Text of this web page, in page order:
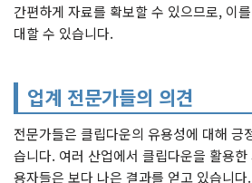
간편하게 자료를 확보할 수 있으므로, 이
대할 수 있습니다.
업계 전문가들의 의견
전문가들은 클립다운의 유용성에 대해 긍
습니다. 여러 산업에서 클립다운을 활용
용자들은 보다 나은 결과를 얻고 있습니